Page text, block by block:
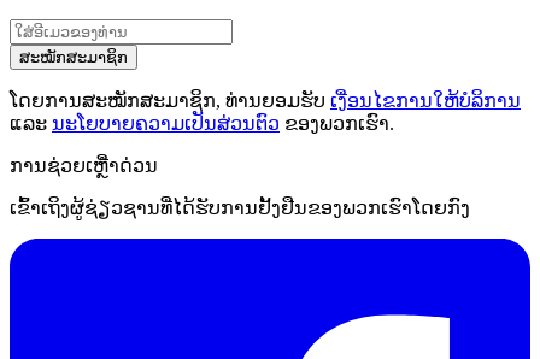
ສະໝັກສະມາຊິກ
ໂດຍການສະໝັກສະມາຊິກ, ທ່ານຍອມຮັບ ເງື່ອນໄຂການໃຫ້ບໍລິການ
ແລະ ນະໂຍບາຍຄວາມເປັນສ່ວນຕົວ ຂອງພວກເຮົາ.
ການຊ່ວຍເຫຼືໍາດ່ວນ
ເຂົ້າເຖິງຜູ້ຊ່ຽວຊານທີ່ໄດ້ຮັບການຢັ້ງຢືນຂອງພວກເຮົາໂດຍກົງ